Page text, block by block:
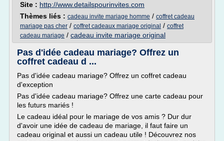
Site : http://www.detailspourinvites.com
Thèmes liés : cadeau invite mariage homme / coffret cadeau
mariage pas cher / coffret cadeaux mariage original / coffret
cadeau mariage / cadeau invite mariage original
Pas d'idée cadeau mariage? Offrez un
coffret cadeau d ...
Pas d'idée cadeau mariage? Offrez un coffret cadeau
d'exception
Pas d'idée cadeau mariage? Offrez une carte cadeau pour
les futurs mariés !
Le cadeau idéal pour le mariage de vos amis ? Dur dur
d'avoir une idée de cadeau de mariage, il faut faire un
cadeau original et aussi un cadeau utile ! Découvrez nos